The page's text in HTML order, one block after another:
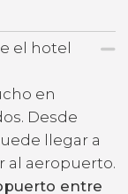
el hotel
en
Desde
llegar a
al aeropuerto.
entre